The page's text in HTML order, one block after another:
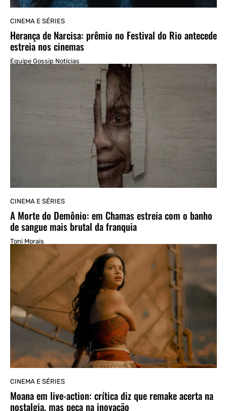
CINEMA E SÉRIES
Herança de Narcisa: prêmio no Festival do Rio antecede
estreia nos cinemas
Equipe Gossip Notícias
CINEMA E SÉRIES
A Morte do Demônio: em Chamas estreia com o banho
de sangue mais brutal da franquia
Toni Morais
CINEMA E SÉRIES
Moana em live-action: crítica diz que remake acerta na
nostalgia, mas peca na inovação